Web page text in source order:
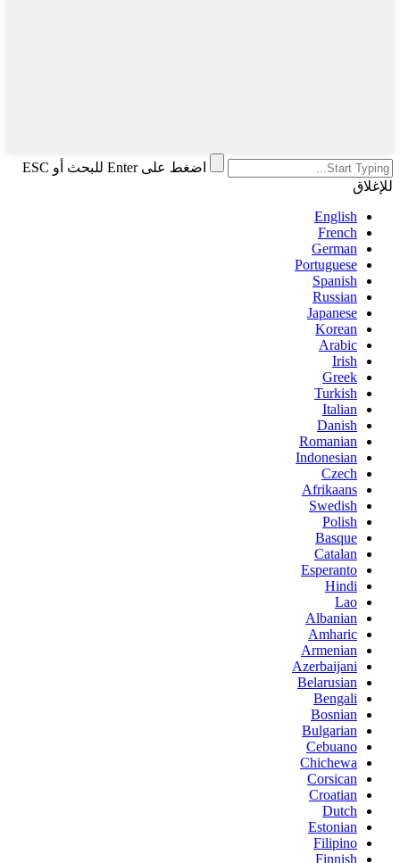
اضغط على Enter للبحث أو ESC
للإغلاق
English
French
German
Portuguese
Spanish
Russian
Japanese
Korean
Arabic
Irish
Greek
Turkish
Italian
Danish
Romanian
Indonesian
Czech
Afrikaans
Swedish
Polish
Basque
Catalan
Esperanto
Hindi
Lao
Albanian
Amharic
Armenian
Azerbaijani
Belarusian
Bengali
Bosnian
Bulgarian
Cebuano
Chichewa
Corsican
Croatian
Dutch
Estonian
Filipino
Finnish